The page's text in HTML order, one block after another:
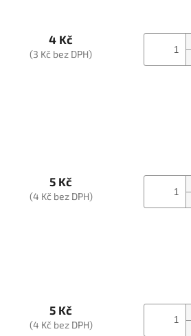
4 Kč
(3 Kč bez DPH)
5 Kč
(4 Kč bez DPH)
5 Kč
(4 Kč bez DPH)